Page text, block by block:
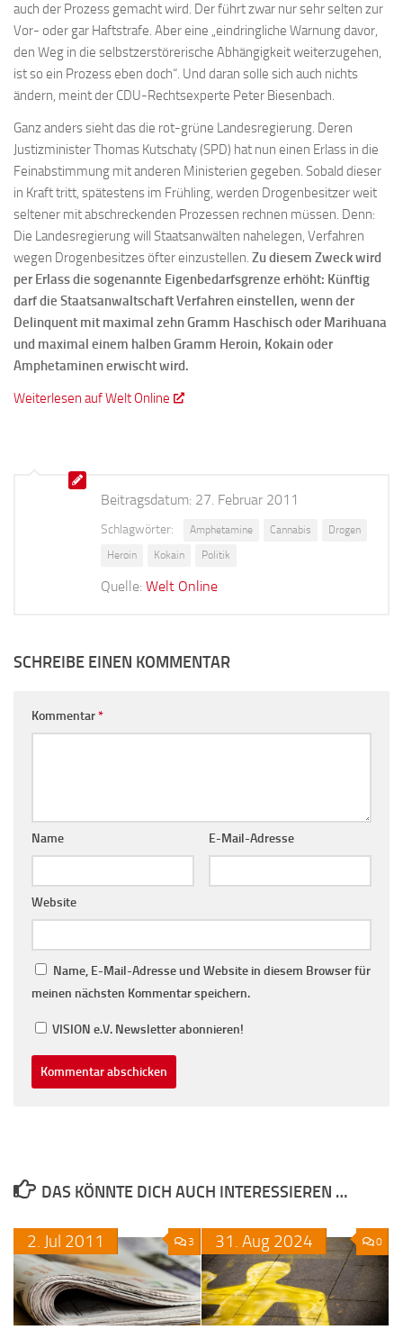
auch der Prozess gemacht wird. Der führt zwar nur sehr selten zur
Vor- oder gar Haftstrafe. Aber eine „eindringliche Warnung davor,
den Weg in die selbstzerstörerische Abhängigkeit weiterzugehen,
ist so ein Prozess eben doch“. Und daran solle sich auch nichts
ändern, meint der CDU-Rechtsexperte Peter Biesenbach.
Ganz anders sieht das die rot-grüne Landesregierung. Deren
Justizminister Thomas Kutschaty (SPD) hat nun einen Erlass in die
Feinabstimmung mit anderen Ministerien gegeben. Sobald dieser
in Kraft tritt, spätestens im Frühling, werden Drogenbesitzer weit
seltener mit abschreckenden Prozessen rechnen müssen. Denn:
Die Landesregierung will Staatsanwälten nahelegen, Verfahren
wegen Drogenbesitzes öfter einzustellen. Zu diesem Zweck wird
per Erlass die sogenannte Eigenbedarfsgrenze erhöht: Künftig
darf die Staatsanwaltschaft Verfahren einstellen, wenn der
Delinquent mit maximal zehn Gramm Haschisch oder Marihuana
und maximal einem halben Gramm Heroin, Kokain oder
Amphetaminen erwischt wird.
Weiterlesen auf Welt Online
Beitragsdatum: 27. Februar 2011
Schlagwörter: Amphetamine Cannabis
Drogen
Heroin
Kokain Politik
Quelle: Welt Online
SCHREIBE EINEN KOMMENTAR
Kommentar*
Name E-Mail-Adresse
Website
Name, E-Mail-Adresse und Website in diesem Browser für
meinen nächsten Kommentar speichern.
VISION e.V. Newsletter abonnieren!
DAS KÖNNTE DICH AUCH INTERESSIEREN …
3
2. Jul 2011 0
31. Aug 2024